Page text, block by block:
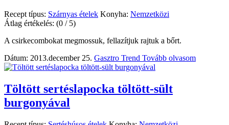
Recept típus: Szárnyas ételek Konyha: Nemzetközi
Átlag értékelés: (0 / 5)
A csirkecombokat megmossuk, fellazítjuk rajtuk a bőrt.
Dátum: 2013.december 25. Gasztro Trend Tovább olvasom
Töltött sertéslapocka töltött-sült
burgonyával